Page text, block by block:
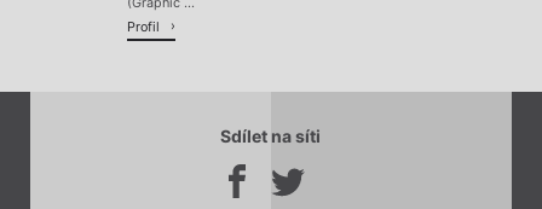
(Graphic ...
Profil
Sdílet na síti